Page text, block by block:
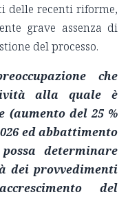
delle recenti riforme,
grave assenza di
del processo.
che
alla quale è
(aumento del 25 %
ed abbattimento
possa determinare
dei provvedimenti
del